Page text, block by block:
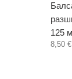
125
8,50 €